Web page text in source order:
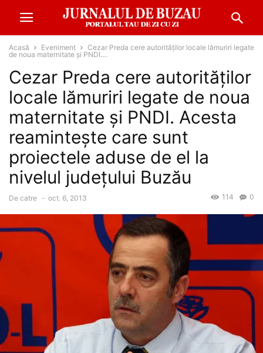
Acasă Eveniment
Cezar Preda cere autorităţilor locale lămuriri legate
de noua maternitate şi PNDI....
Cezar Preda cere autorităţilor
locale lămuriri legate de noua
maternitate şi PNDI. Acesta
reaminteşte care sunt
proiectele aduse de el la
nivelul judeţului Buzău
De catre - oct. 6, 2013 0
114